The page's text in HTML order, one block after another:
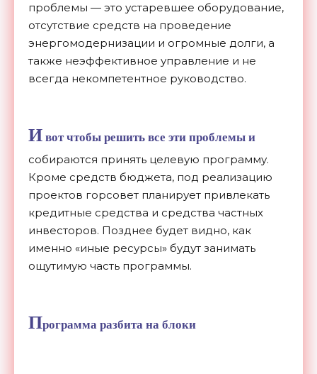
проблемы — это устаревшее оборудование,
отсутствие средств на проведение
энергомодернизации и огромные долги, а
также неэффективное управление и не
всегда некомпетентное руководство.
Ивот чтобы решить все эти проблемы и
собираются принять целевую программу.
Кроме средств бюджета, под реализацию
проектов горсовет планирует привлекать
кредитные средства и средства частных
инвесторов. Позднее будет видно, как
именно «иные ресурсы» будут занимать
ощутимую часть программы.
Программа разбита на блоки